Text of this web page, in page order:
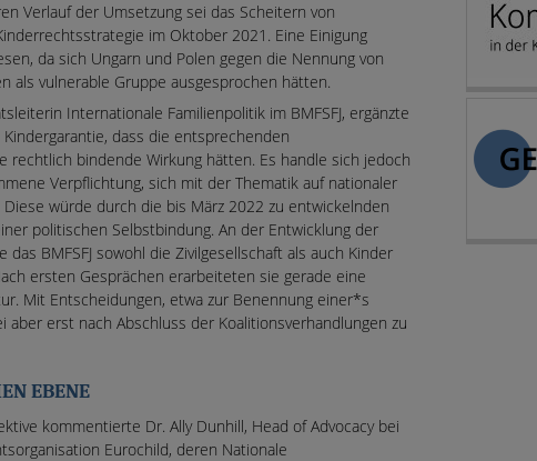
Verlauf der Umsetzung sei das Scheitern von
im Oktober 2021. Eine Einigung
da sich Ungarn und Polen gegen die Nennung von
als vulnerable Gruppe ausgesprochen hätten.
Internationale Familienpolitik im BMFSFJ, ergänzte
dass die entsprechenden
rechtlich bindende Wirkung hätten. Es handle sich jedoch
Verpflichtung, sich mit der Thematik auf nationaler
würde durch die bis März 2022 zu entwickelnden
politischen Selbstbindung. An der Entwicklung der
das BMFSFJ sowohl die Zivilgesellschaft als auch Kinder
ersten Gesprächen erarbeiteten sie gerade eine
Mit Entscheidungen, etwa zur Benennung einer*s
aber erst nach Abschluss der Koalitionsverhandlungen zu
EBENE
kommentierte Dr. Ally Dunhill, Head of Advocacy bei
Eurochild, deren Nationale